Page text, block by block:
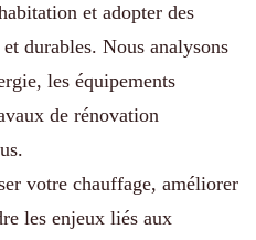
et adopter des
durables. Nous analysons
les équipements
de rénovation
votre chauffage, améliorer
les enjeux liés aux